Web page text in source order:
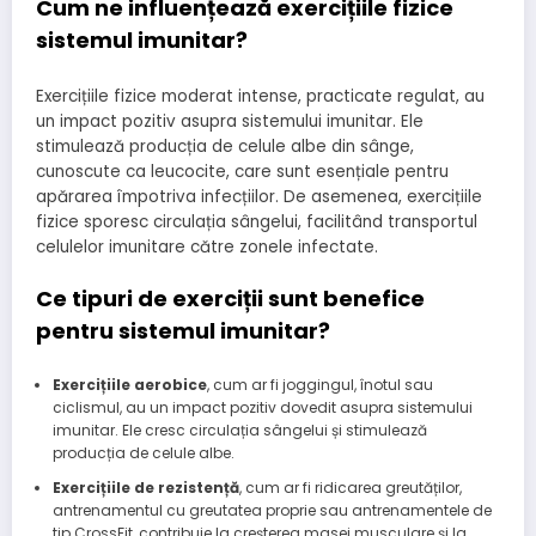
Cum ne influențează exercițiile fizice
sistemul imunitar?
Exercițiile fizice moderat intense, practicate regulat, au
un impact pozitiv asupra sistemului imunitar. Ele
stimulează producția de celule albe din sânge,
cunoscute ca leucocite, care sunt esențiale pentru
apărarea împotriva infecțiilor. De asemenea, exercițiile
fizice sporesc circulația sângelui, facilitând transportul
celulelor imunitare către zonele infectate.
Ce tipuri de exerciții sunt benefice
pentru sistemul imunitar?
Exercițiile aerobice, cum ar fi joggingul, înotul sau
ciclismul, au un impact pozitiv dovedit asupra sistemului
imunitar. Ele cresc circulația sângelui și stimulează
producția de celule albe.
Exercițiile de rezistență, cum ar fi ridicarea greutăților,
antrenamentul cu greutatea proprie sau antrenamentele de